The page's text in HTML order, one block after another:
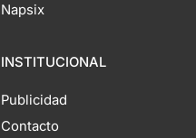
Napsix
INSTITUCIONAL
Publicidad
Contacto